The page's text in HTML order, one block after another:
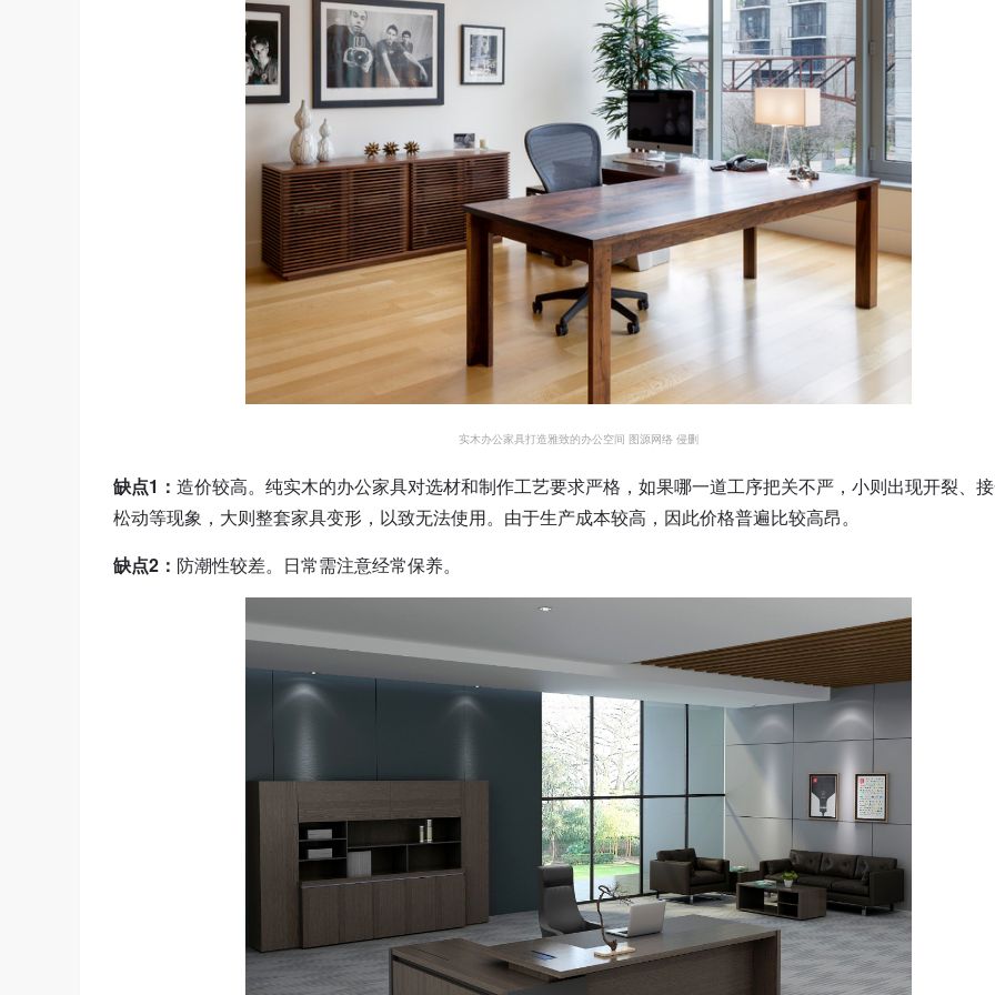
实木办公家具打造雅致的办公空间 图源网络 侵删
缺点1： 造价较高。纯实木的办公家具对选材和制作工艺要求严格，如果哪一道工序把关不严，小则出现开裂、
松动等现象，大则整套家具变形，以致无法使用。由于生产成本较高，因此价格普遍比较高昂。
缺点2： 防潮性较差。日常需注意经常保养。